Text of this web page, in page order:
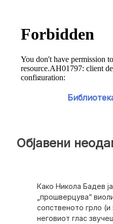
Објавени
Како Никола Бадев ја
„прошверцува“
сопственото грло (и
неговиот глас